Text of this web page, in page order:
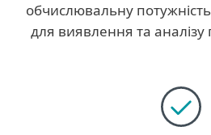
обчислювальну
для виявлення та аналізу